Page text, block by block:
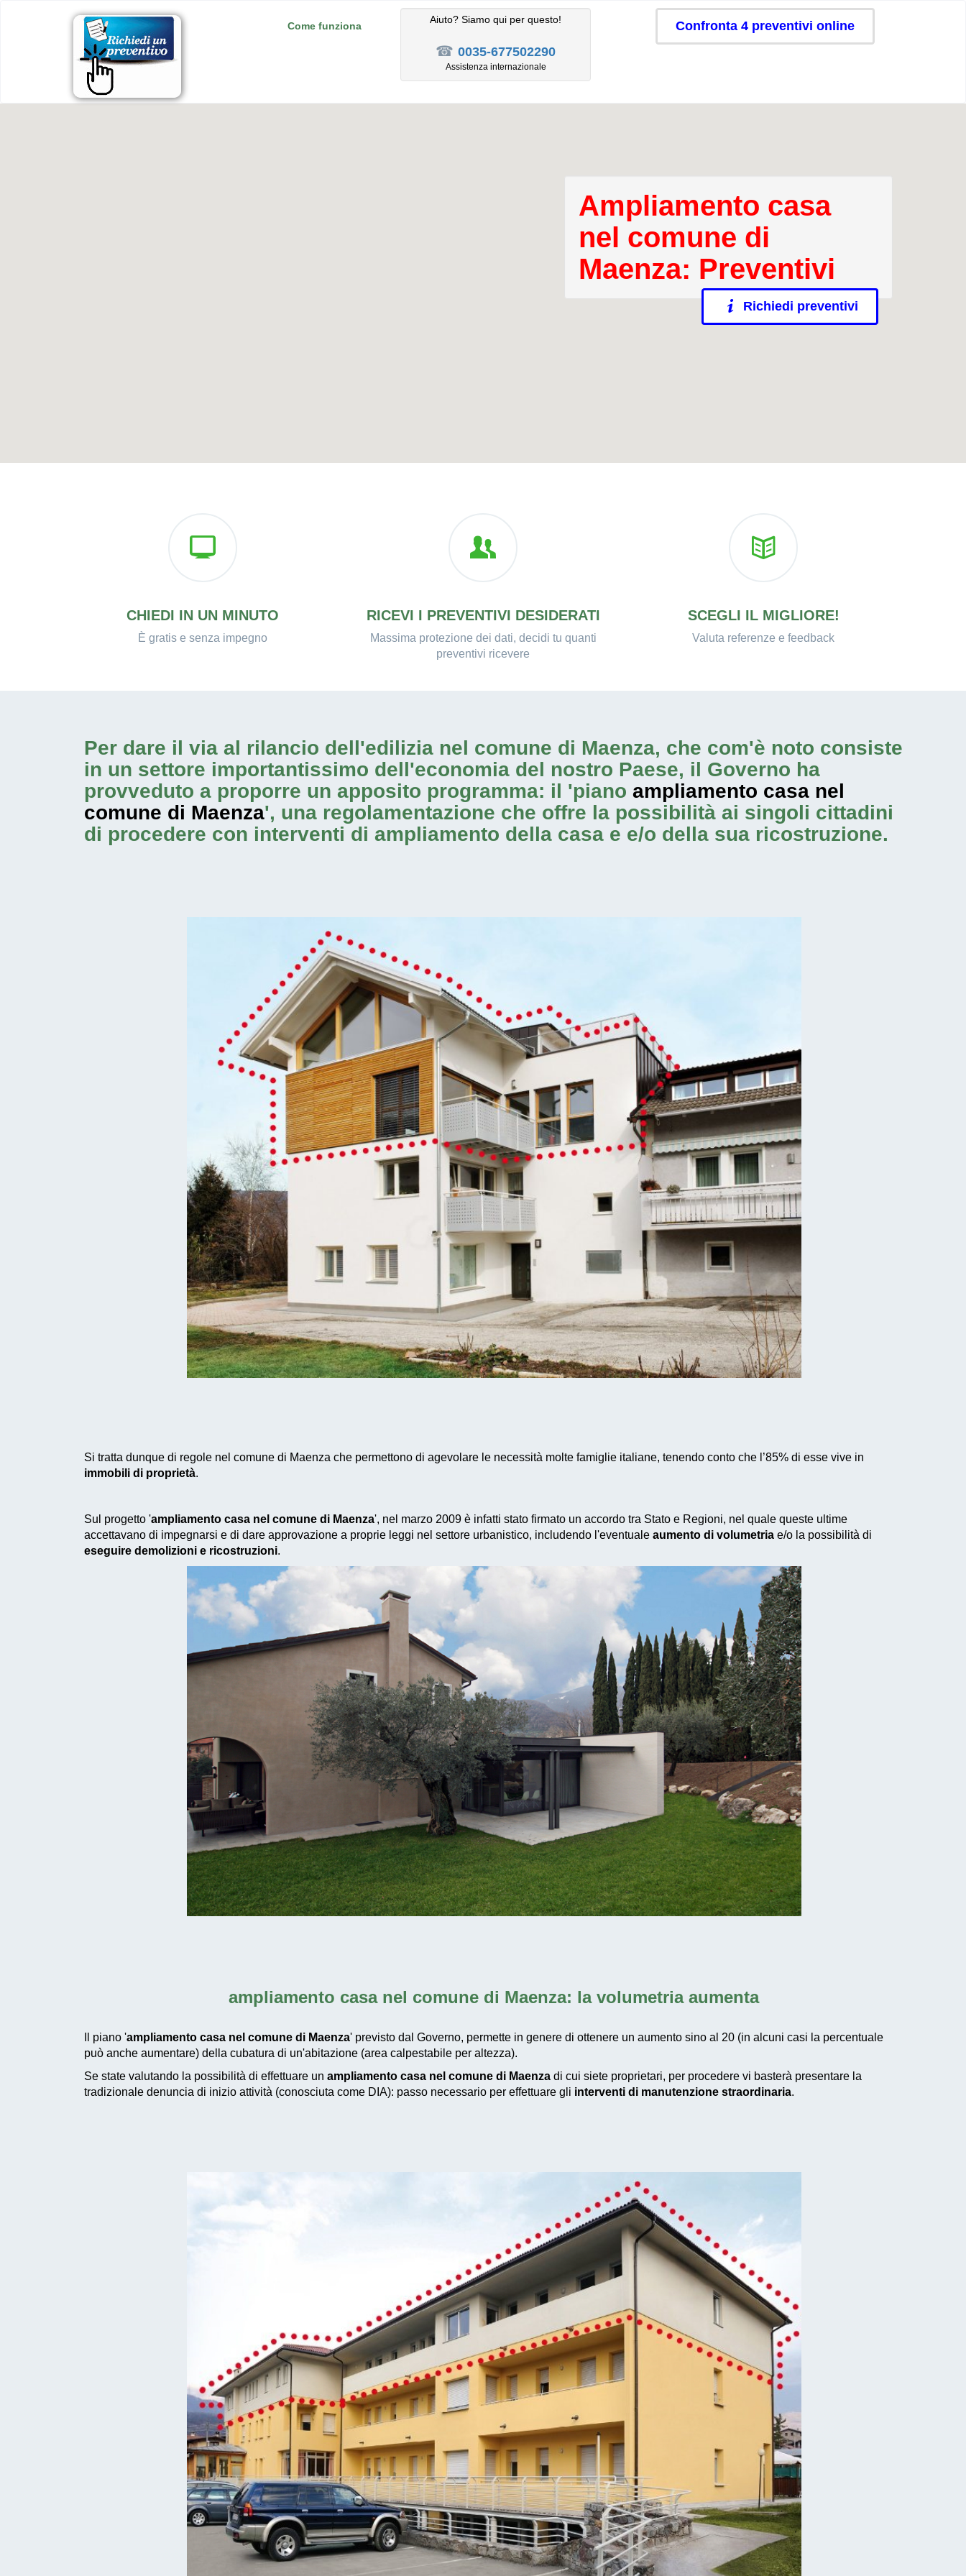
Come funziona
Aiuto? Siamo qui per questo!
☎ 0035-677502290
Assistenza internazionale
Confronta 4 preventivi online
Ampliamento casa
nel comune di
Maenza: Preventivi
Richiedi preventivi
CHIEDI IN UN MINUTO
È gratis e senza impegno
RICEVI I PREVENTIVI DESIDERATI
Massima protezione dei dati, decidi tu quanti
preventivi ricevere
SCEGLI IL MIGLIORE!
Valuta referenze e feedback
Per dare il via al rilancio dell'edilizia nel comune di Maenza, che com'è noto consiste
in un settore importantissimo dell'economia del nostro Paese, il Governo ha
provveduto a proporre un apposito programma: il 'piano ampliamento casa nel
comune di Maenza', una regolamentazione che offre la possibilità ai singoli cittadini
di procedere con interventi di ampliamento della casa e e/o della sua ricostruzione.
Si tratta dunque di regole nel comune di Maenza che permettono di agevolare le necessità molte famiglie italiane, tenendo conto che l’85% di esse vive in
immobili di proprietà.
Sul progetto 'ampliamento casa nel comune di Maenza', nel marzo 2009 è infatti stato firmato un accordo tra Stato e Regioni, nel quale queste ultime
accettavano di impegnarsi e di dare approvazione a proprie leggi nel settore urbanistico, includendo l'eventuale aumento di volumetria e/o la possibilità di
eseguire demolizioni e ricostruzioni.
ampliamento casa nel comune di Maenza: la volumetria aumenta
Il piano 'ampliamento casa nel comune di Maenza' previsto dal Governo, permette in genere di ottenere un aumento sino al 20 (in alcuni casi la percentuale
può anche aumentare) della cubatura di un'abitazione (area calpestabile per altezza).
Se state valutando la possibilità di effettuare un ampliamento casa nel comune di Maenza di cui siete proprietari, per procedere vi basterà presentare la
tradizionale denuncia di inizio attività (conosciuta come DIA): passo necessario per effettuare gli interventi di manutenzione straordinaria.